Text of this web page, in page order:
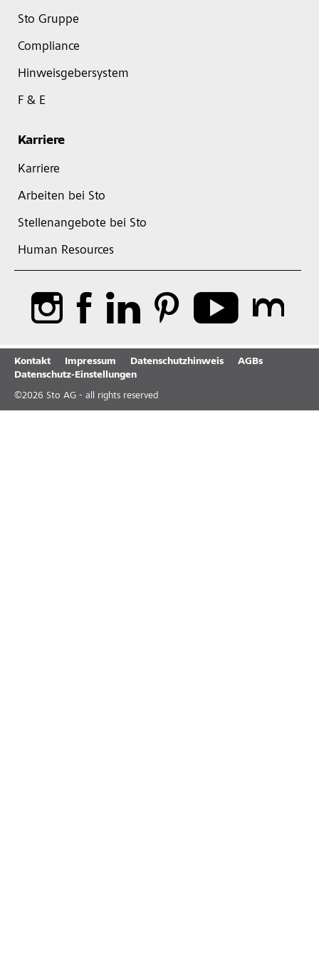
Sto Gruppe
Compliance
Hinweisgebersystem
F & E
Karriere
Karriere
Arbeiten bei Sto
Stellenangebote bei Sto
Human Resources
Kontakt Impressum Datenschutzhinweis
AGBs
Datenschutz-Einstellungen
©2026 Sto AG - all rights reserved